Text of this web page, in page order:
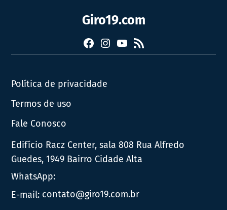
Giro19.com
FacebookInstagram
YouTube
RSS
Política de privacidade
Termos de uso
Fale Conosco
Edifício Racz Center, sala 808 Rua Alfredo
Guedes, 1949 Bairro Cidade Alta
WhatsApp:
E-mail: contato@giro19.com.br